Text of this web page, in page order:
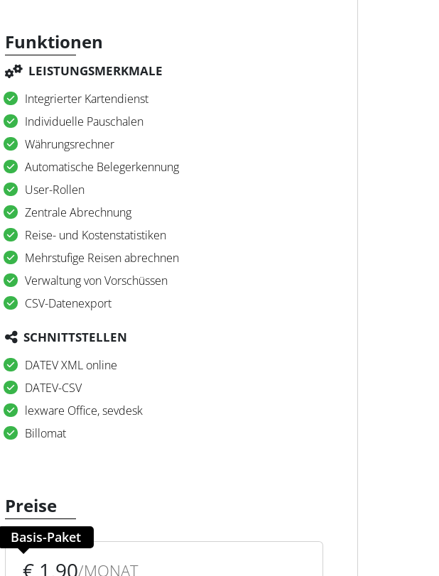
Funktionen
LEISTUNGSMERKMALE
Integrierter Kartendienst
Individuelle Pauschalen
Währungsrechner
Automatische Belegerkennung
User-Rollen
Zentrale Abrechnung
Reise- und Kostenstatistiken
Mehrstufige Reisen abrechnen
Verwaltung von Vorschüssen
CSV-Datenexport
SCHNITTSTELLEN
DATEV XML online
DATEV-CSV
lexware Office, sevdesk
Billomat
Preise
Basis-Paket
€ 1,90/MONAT